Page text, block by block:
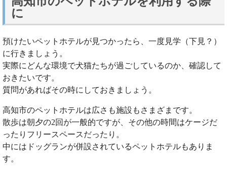
に
預けたいペットホテルが見つかったら、一度見学（下見？）
に行きましょう。
実際にどんな環境で犬猫たちが過ごしているのか、確認して
おきたいです。
質問があればその時にしておきましょう。
高知市のペットホテルは広さも施設もさまざまです。
散歩は朝夕の2回が一般的ですが、その他の時間はケージだ
ったりフリースペースだったり。
中にはドッグランが併設されているペットホテルもありま
す。